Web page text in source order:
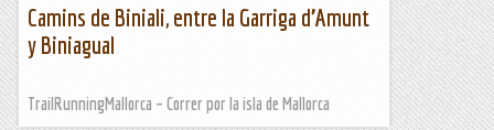
Camins de Biniali, entre la Garriga d’Amunt
y Biniagual
TrailRunningMallorca – Correr por la isla de Mallorca